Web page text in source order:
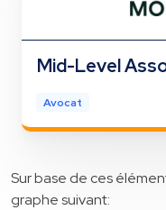
Mid-Level
Avocat
Sur base de ces
graphe suivant: